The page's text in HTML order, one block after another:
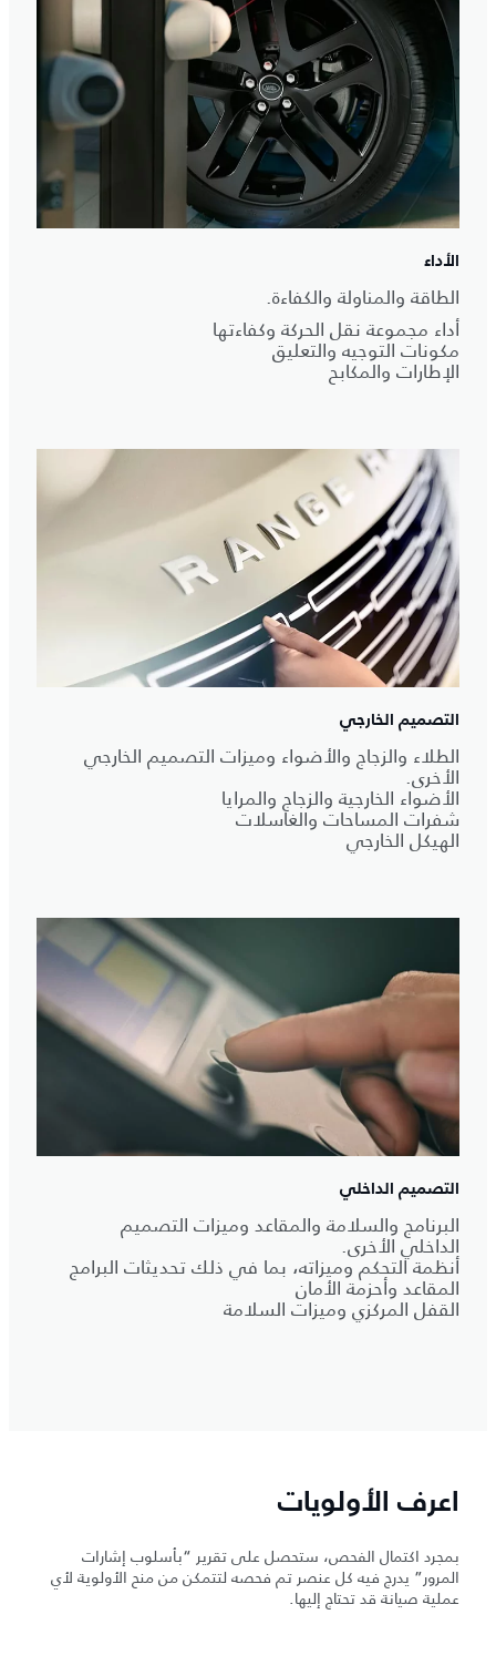
الأداء
الطاقة والمناولة والكفاءة.
أداء مجموعة نقل الحركة وكفاءتها
مكونات التوجيه والتعليق
الإطارات والمكابح
التصميم الخارجي
الطلاء والزجاج والأضواء وميزات التصميم الخارجي
الأخرى.
الأضواء الخارجية والزجاج والمرايا
شفرات المساحات والغاسلات
الهيكل الخارجي
التصميم الداخلي
البرنامج والسلامة والمقاعد وميزات التصميم
الداخلي الأخرى.
أنظمة التحكم وميزاته، بما في ذلك تحديثات البرامج
المقاعد وأحزمة الأمان
القفل المركزي وميزات السلامة
اعرف الأولويات
بمجرد اكتمال الفحص، ستحصل على تقرير “بأسلوب إشارات
المرور” يدرج فيه كل عنصر تم فحصه لتتمكن من منح الأولوية لأي
عملية صيانة قد تحتاج إليها.